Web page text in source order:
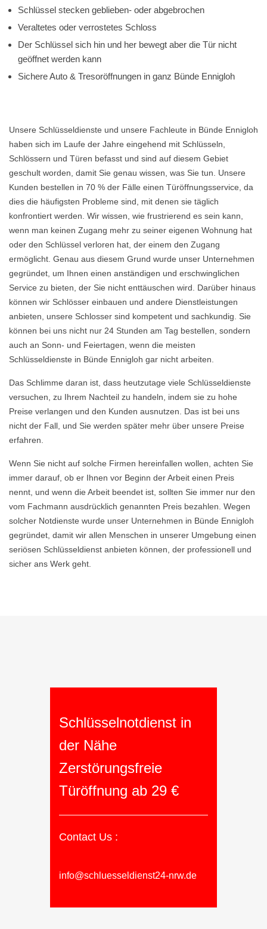
Schlüssel stecken geblieben- oder abgebrochen
Veraltetes oder verrostetes Schloss
Der Schlüssel sich hin und her bewegt aber die Tür nicht
geöffnet werden kann
Sichere Auto & Tresoröffnungen in ganz Bünde Ennigloh
Unsere Schlüsseldienste und unsere Fachleute in Bünde Ennigloh
haben sich im Laufe der Jahre eingehend mit Schlüsseln,
Schlössern und Türen befasst und sind auf diesem Gebiet
geschult worden, damit Sie genau wissen, was Sie tun. Unsere
Kunden bestellen in 70 % der Fälle einen Türöffnungsservice, da
dies die häufigsten Probleme sind, mit denen sie täglich
konfrontiert werden. Wir wissen, wie frustrierend es sein kann,
wenn man keinen Zugang mehr zu seiner eigenen Wohnung hat
oder den Schlüssel verloren hat, der einem den Zugang
ermöglicht. Genau aus diesem Grund wurde unser Unternehmen
gegründet, um Ihnen einen anständigen und erschwinglichen
Service zu bieten, der Sie nicht enttäuschen wird. Darüber hinaus
können wir Schlösser einbauen und andere Dienstleistungen
anbieten, unsere Schlosser sind kompetent und sachkundig. Sie
können bei uns nicht nur 24 Stunden am Tag bestellen, sondern
auch an Sonn- und Feiertagen, wenn die meisten
Schlüsseldienste in Bünde Ennigloh gar nicht arbeiten.
Das Schlimme daran ist, dass heutzutage viele Schlüsseldienste
versuchen, zu Ihrem Nachteil zu handeln, indem sie zu hohe
Preise verlangen und den Kunden ausnutzen. Das ist bei uns
nicht der Fall, und Sie werden später mehr über unsere Preise
erfahren.
Wenn Sie nicht auf solche Firmen hereinfallen wollen, achten Sie
immer darauf, ob er Ihnen vor Beginn der Arbeit einen Preis
nennt, und wenn die Arbeit beendet ist, sollten Sie immer nur den
vom Fachmann ausdrücklich genannten Preis bezahlen. Wegen
solcher Notdienste wurde unser Unternehmen in Bünde Ennigloh
gegründet, damit wir allen Menschen in unserer Umgebung einen
seriösen Schlüsseldienst anbieten können, der professionell und
sicher ans Werk geht.
Schlüsselnotdienst in
der Nähe
Zerstörungsfreie
Türöffnung ab 29 €
Contact Us :
info@schluesseldienst24-nrw.de